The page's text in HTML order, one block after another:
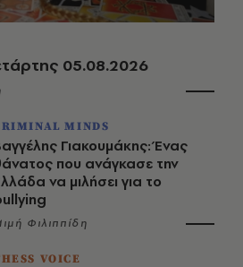
05.08.2026
MINDS
Γιακουμάκης: Ένας
που ανάγκασε την
να μιλήσει για το
Φιλιππίδη
VOICE